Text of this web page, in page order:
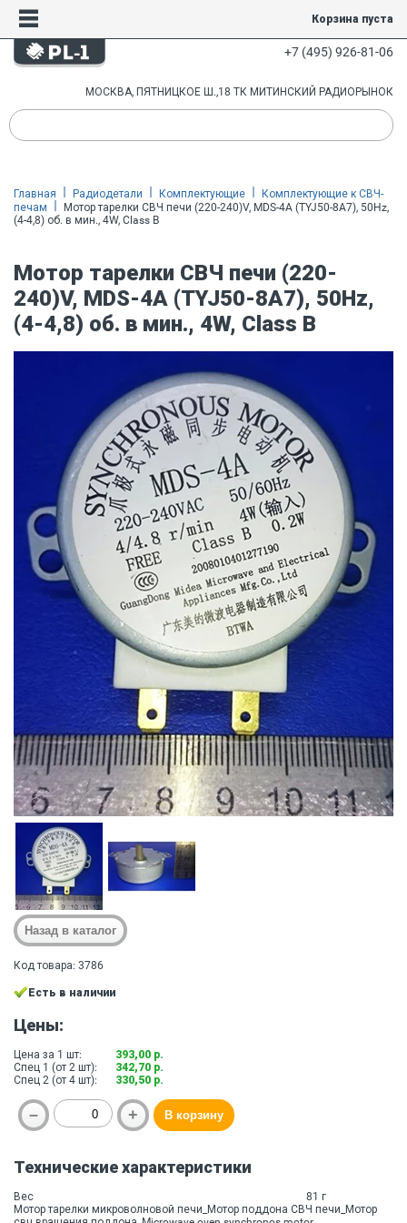
Корзина пуста
+7 (495) 926-81-06
МОСКВА, ПЯТНИЦКОЕ Ш.,18 ТК МИТИНСКИЙ РАДИОРЫНОК
Главная Радиодетали Комплектующие
Комплектующие к СВЧ-
печам
Мотор тарелки СВЧ печи (220-240)V, MDS-4A (TYJ50-8A7), 50Hz,
(4-4,8) об. в мин., 4W, Class B
Мотор тарелки СВЧ печи (220-
240)V, MDS-4A (TYJ50-8A7), 50Hz,
(4-4,8) об. в мин., 4W, Class B
Код товара: 3786
Есть в наличии
Цены:
Цена за 1 шт:
393,00 р.
Спец 1 (от 2 шт):
342,70 р.
Спец 2 (от 4 шт):
330,50 р.
Технические характеристики
Вес
81 г
Мотор тарелки микроволновой печи_Мотор поддона СВЧ печи_Мотор